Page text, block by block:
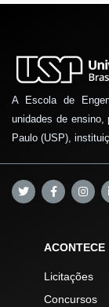
A Escola de
unidades de ensino,
Paulo (USP),
ACONTECE
Licitações
Concursos